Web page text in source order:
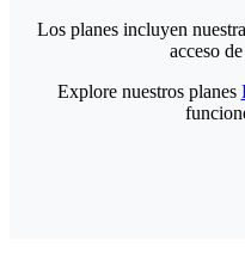
Los planes incluyen nuestra
acceso
Explore nuestros planes